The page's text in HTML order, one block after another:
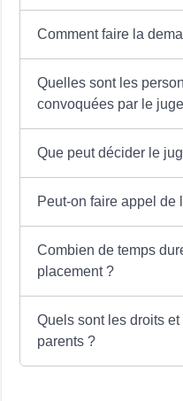
Comment faire la
Quelles sont les
convoquées par le
Que peut décider le
Peut-on faire appel de
Combien de temps
placement ?
Quels sont les droits
parents ?